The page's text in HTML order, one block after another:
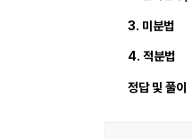
3. 미분법
4. 적분법
정답 및 풀이